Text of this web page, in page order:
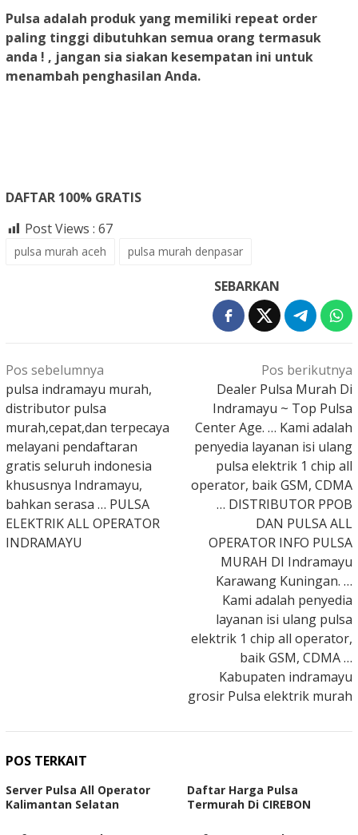
Pulsa adalah produk yang memiliki repeat order
paling tinggi dibutuhkan semua orang termasuk
anda ! , jangan sia siakan kesempatan ini untuk
menambah penghasilan Anda.
DAFTAR 100% GRATIS
Post Views : 67
pulsa murah aceh pulsa murah denpasar
SEBARKAN
Navigasi
pos
Pos sebelumnya
pulsa indramayu murah,
distributor pulsa
murah,cepat,dan terpecaya
melayani pendaftaran
gratis seluruh indonesia
khususnya Indramayu,
bahkan serasa … PULSA
ELEKTRIK ALL OPERATOR
INDRAMAYU
Pos berikutnya
Dealer Pulsa Murah Di
Indramayu ~ Top Pulsa
Center Age. … Kami adalah
penyedia layanan isi ulang
pulsa elektrik 1 chip all
operator, baik GSM, CDMA
… DISTRIBUTOR PPOB
DAN PULSA ALL
OPERATOR INFO PULSA
MURAH DI Indramayu
Karawang Kuningan. …
Kami adalah penyedia
layanan isi ulang pulsa
elektrik 1 chip all operator,
baik GSM, CDMA …
Kabupaten indramayu
grosir Pulsa elektrik murah
POS TERKAIT
Server Pulsa All Operator
Kalimantan Selatan
Daftar Harga Pulsa
Termurah Di CIREBON